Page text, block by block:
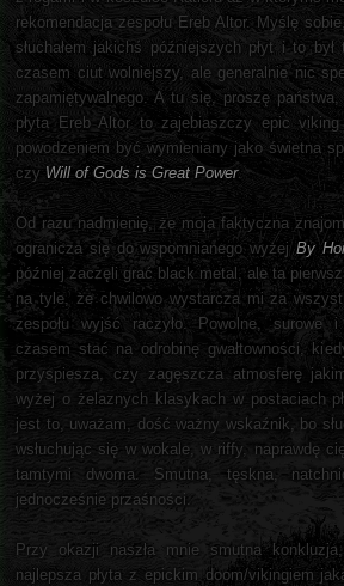
rekomendacja zespołu Ereb Altor. Myślę
słuchałem jakichś późniejszych płyt i to
czasem ciut wolniejszy, ale generalnie nic
zapamiętywalnego. A tu się, proszę
płyta Ereb Altor to zajebiaszczy epic
powodzeniem być wymieniany jako świetna
czy Will of Gods is Great Power.
Od razu nadmienię, że moja faktyczna
ogranicza się do wspomnianego wyżejBy
później zaczęli grać black metal, ale ta
na tyle, że chwilowo wystarcza mi za
zespołu wyjść raczyło. Powolne, surowe
czasem stać na odrobinę gwałtowności,
przyspiesza, czy zagęszcza atmosferę
wyżej o żelaznych klasykach w postaciach
jest to, uważam, dość ważny wskaźnik, bo
wsłuchując się w wokale, w riffy, naprawdę
tamtymi dwoma. Smutna, tęskna,
jednocześnie przaśności.
Przy okazji naszła mnie smutna
najlepsza płyta z epickim doom/vikingiem